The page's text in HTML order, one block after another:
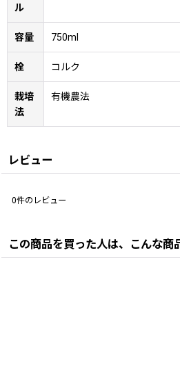
ル
容量 750ml
栓 コルク
栽培
法
有機農法
レビュー
0件のレビュー
この商品を買った人は、こんな商